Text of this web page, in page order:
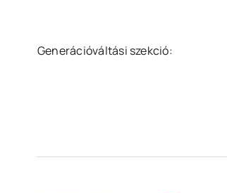
Generációváltási szekció: